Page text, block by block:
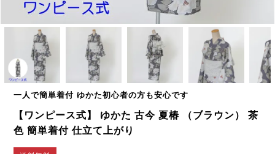
一人で簡単着付 ゆかた初心者の方も安心です
【ワンピース式】 ゆかた 古今 夏椿 （ブラウン） 茶
色 簡単着付 仕立て上がり